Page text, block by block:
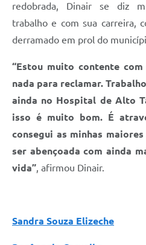
redobrada, Dinair se diz
trabalho e com sua carreira,
derramado em prol do
“Estou muito contente
nada para reclamar.
ainda no Hospital de Alto
isso é muito bom. É
consegui as minhas
ser abençoada com ainda
vida”, afirmou Dinair.
Sandra Souza Elizeche